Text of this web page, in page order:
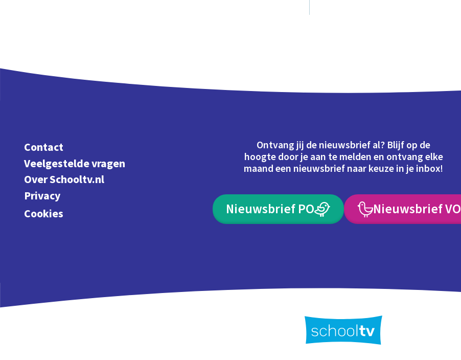
Contact
Veelgestelde vragen
Over Schooltv.nl
Privacy
Cookies
Ontvang jij de nieuwsbrief al? Blijf op de
hoogte door je aan te melden en ontvang elke
maand een nieuwsbrief naar keuze in je inbox!
Nieuwsbrief PO Nieuwsbrief VO